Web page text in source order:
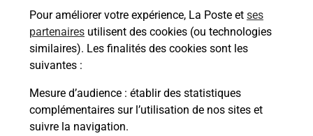
Pour améliorer votre expérience, La Poste et ses
partenaires utilisent des cookies (ou technologies
similaires). Les finalités des cookies sont les
suivantes :
Mesure d’audience : établir des statistiques
complémentaires sur l’utilisation de nos sites et
suivre la navigation.
60 Rue Gaston Perrier
Saint Just Chaleyssin
Itinéraire
Boîte aux lettres La Poste
Le lien s'ouvre dans un nouvel onglet